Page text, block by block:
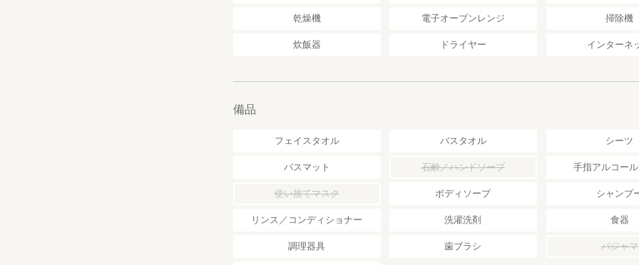
乾燥機 電子オーブンレンジ 掃除機
炊飯器 ドライヤー インターネ
備品
フェイスタオル バスタオル シーツ
バスマット 石鹸／ハンドソープ 手指アルコー
使い捨てマスク ボディソープ シャンプ
リンス／コンディショナー 洗濯洗剤 食器
調理器具 歯ブラシ パジャマ